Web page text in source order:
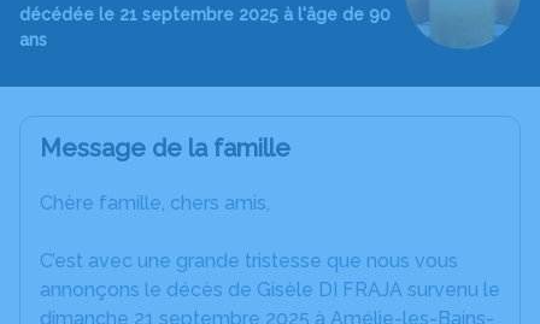
décédée le 21 septembre 2025 à l'âge de 90
ans
Message de la famille
Chère famille, chers amis,
C’est avec une grande tristesse que nous vous
annonçons le décès de Gisèle DI FRAJA survenu le
dimanche 21 septembre 2025 à Amélie-les-Bains-